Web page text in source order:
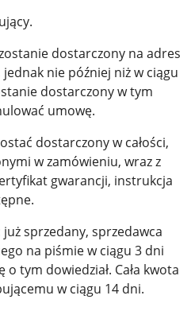
dostarczony na adres
nie później niż w ciągu
dostarczony w tym
umowę.
dostarczony w całości,
w zamówieniu, wraz z
gwarancji, instrukcja
sprzedany, sprzedawca
na piśmie w ciągu 3 dni
tym dowiedział. Cała kwota
w ciągu 14 dni.